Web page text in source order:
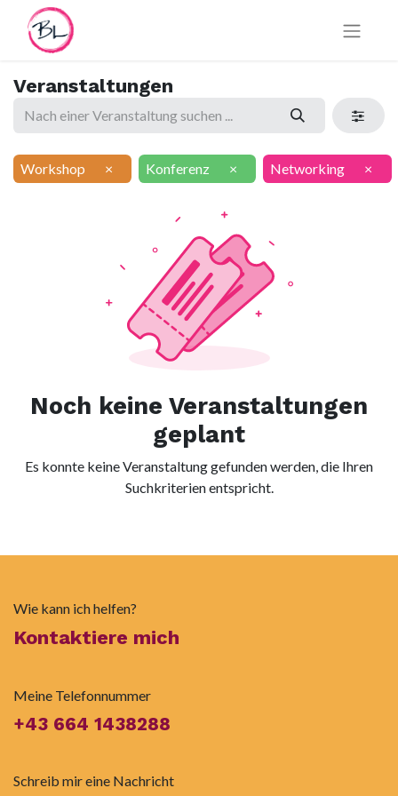
Veranstaltungen
Workshop × Konferenz × Networking ×
Noch keine Veranstaltungen
geplant
Es konnte keine Veranstaltung gefunden werden, die Ihren
Suchkriterien entspricht.
Wie kann ich helfen?
Kontaktiere mich
Meine Telefonnummer
+43 664 1438288
Schreib mir eine Nachricht